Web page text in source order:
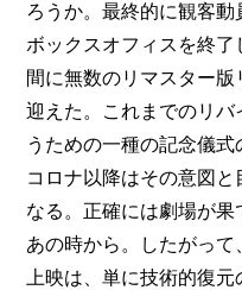
ろうか。最終的に観客
ボックスオフィスを終
間に無数のリマスター
迎えた。これまでのリ
うための一種の記念儀式
コロナ以降はその意図
なる。正確には劇場が
あの時から。したがっ
上映は、単に技術的復